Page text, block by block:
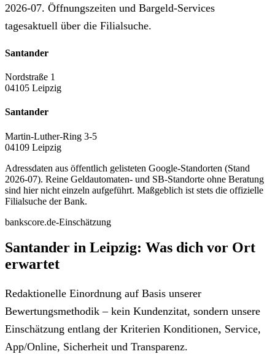
2026-07. Öffnungszeiten und Bargeld-Services
tagesaktuell über die Filialsuche.
Santander
Nordstraße 1
04105 Leipzig
Santander
Martin-Luther-Ring 3-5
04109 Leipzig
Adressdaten aus öffentlich gelisteten Google-Standorten (Stand
2026-07). Reine Geldautomaten- und SB-Standorte ohne Beratung
sind hier nicht einzeln aufgeführt. Maßgeblich ist stets die offizielle
Filialsuche der Bank.
bankscore.de-Einschätzung
Santander in Leipzig: Was dich vor Ort
erwartet
Redaktionelle Einordnung auf Basis unserer
Bewertungsmethodik – kein Kundenzitat, sondern unsere
Einschätzung entlang der Kriterien Konditionen, Service,
App/Online, Sicherheit und Transparenz.